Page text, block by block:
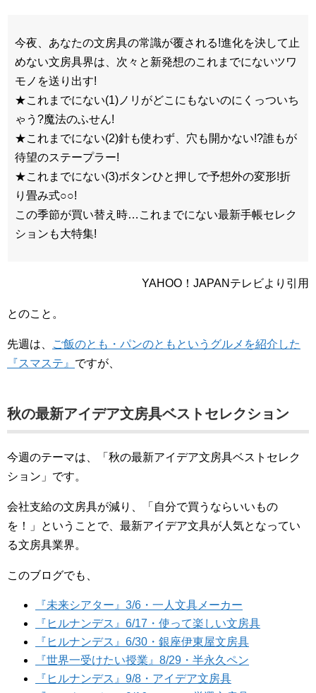
今夜、あなたの文房具の常識が覆される!進化を決して止
めない文房具界は、次々と新発想のこれまでにないツワ
モノを送り出す!
★これまでにない(1)ノリがどこにもないのにくっついち
ゃう?魔法のふせん!
★これまでにない(2)針も使わず、穴も開かない!?誰もが
待望のステープラー!
★これまでにない(3)ボタンひと押しで予想外の変形!折
り畳み式○○!
この季節が買い替え時…これまでにない最新手帳セレク
ションも大特集!
YAHOO！JAPANテレビより引用
とのこと。
先週は、
ご飯のとも・パンのともというグルメを紹介した
『スマステ』 ですが、
秋の最新アイデア文房具ベストセレクション
今週のテーマは、「秋の最新アイデア文房具ベストセレク
ション」です。
会社支給の文房具が減り、「自分で買うならいいもの
を！」ということで、最新アイデア文具が人気となってい
る文房具業界。
このブログでも、
『未来シアター』3/6・一人文具メーカー
『ヒルナンデス』6/17・使って楽しい文房具
『ヒルナンデス』6/30・銀座伊東屋文房具
『世界一受けたい授業』8/29・半永久ペン
『ヒルナンデス』9/8・アイデア文房具